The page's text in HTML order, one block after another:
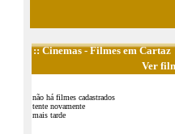
::Cinemas- Filmes em Cartaz
Ver
não há filmes cadastrados
tente novamente
mais tarde